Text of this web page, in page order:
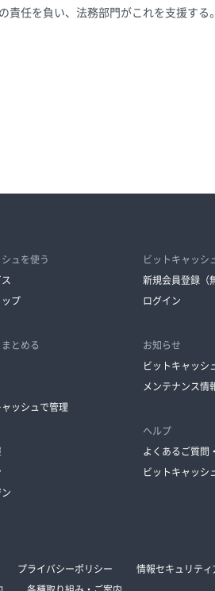
責任を負い、法務部門がこれを支援する。
ュを使う
ップ
とめる
ッシュで管理
ビットキャッシ
新規会員登録（
ログイン
お知らせ
ビットキャッシ
メンテナンス情
ヘルプ
よくあるご質問
ビットキャッシ
プライバシーポリシー 情報セキュリティ